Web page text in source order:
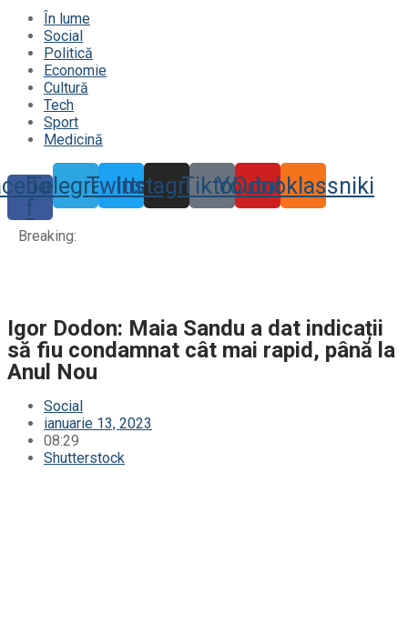
În lume
Social
Politică
Economie
Cultură
Tech
Sport
Medicină
f
TelegramTwitter
Instagram
TiktokYoutube
Odnoklassniki
Breaking:
Igor Dodon: Maia Sandu a dat indicații
să fiu condamnat cât mai rapid, până la
Anul Nou
Social
ianuarie 13, 2023
08:29
Shutterstock